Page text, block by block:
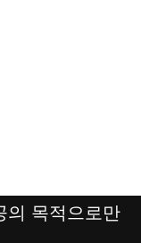
의 목적으로만